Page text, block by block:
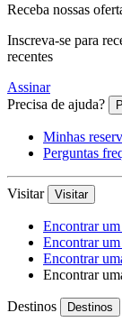
Receba nossas
Inscreva-se para
recentes
Assinar
Precisa de ajuda?
Minhas
Perguntas
Visitar Visitar
Encontrar
Encontrar um
Encontrar
Encontrar
Destinos Destinos